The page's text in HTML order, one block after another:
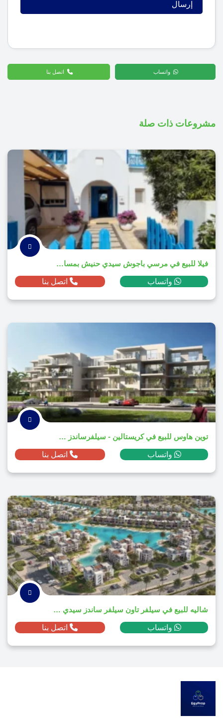
واتساب اتصل بنا
مشروعات ذات صلة
فيلا للبيع في مرسي باجوش سيدي حنيش بمساحة 325م² ومقدم 4,500,000 ج.م
واتساب اتصل بنا
توين هاوس للبيع في كريستالين - سيلفرساندز سيدي حنيش بمساحة 202م² ومقدم 2,358,100 ج.م
واتساب اتصل بنا
شاليه للبيع في سيلفر تاون سيلفر ساندز سيدي حنيش بمساحة 192م² ومقدم 1,971,850 ج.م
واتساب اتصل بنا